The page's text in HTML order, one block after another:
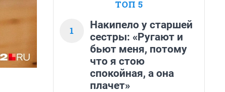
ТОП 5
1
Накипело у старшей
сестры: «Ругают и
бьют меня, потому
что я стою
спокойная, а она
плачет»